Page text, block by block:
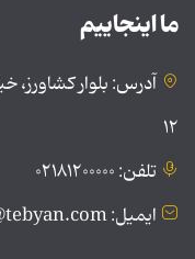
ما اینجاییم
آدرس: بلوار
۱۲
تلفن: ۰۲۱۸۱۲۰۰۰۰۰
ایمیل: public@tebyan.com